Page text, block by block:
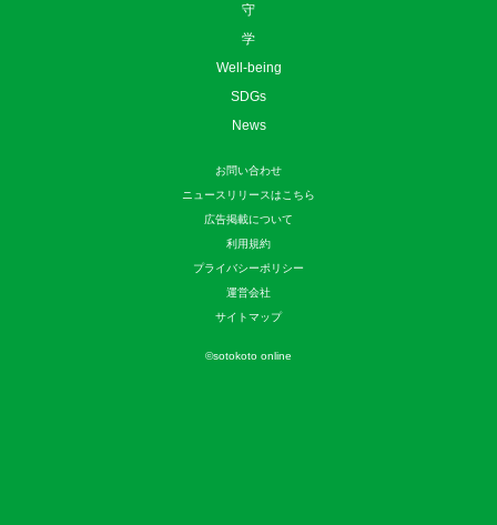
守
学
Well-being
SDGs
News
お問い合わせ
ニュースリリースはこちら
広告掲載について
利用規約
プライバシーポリシー
運営会社
サイトマップ
©sotokoto online